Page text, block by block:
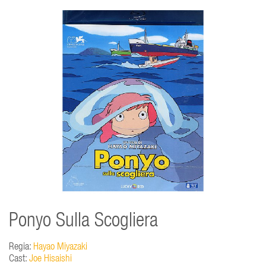
Ponyo Sulla Scogliera
Regia: Hayao Miyazaki
Cast: Joe Hisaishi